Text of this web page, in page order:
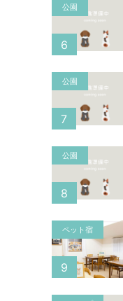
公園
6
公園
7
公園
8
ペット宿
9